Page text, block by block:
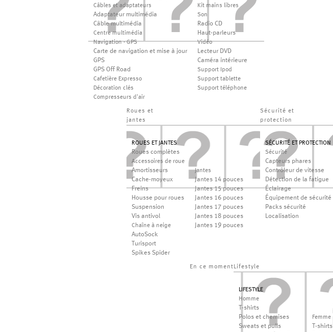
Câbles et adaptateurs
Adaptateur multimédia
Câble multimédia
Centre multimédia
Navigation - GPS
Carte de navigation et mise à jour
GPS
GPS Off Road
Cafetière Expresso
Décoration clés
Compresseurs d'air
Kit mains libres
Son
Radio CD
Haut-parleurs
Vidéo
Lecteur DVD
Caméra intérieure
Support Ipod
Support tablette
Support téléphone
Sécurité et
protection
SÉCURITÉ ET PROTECTION
Sécurité
Capteurs phares
Contrôleur de vitesse
Détection de la fatigue
Éclairage
Équipement de sécurité
Packs sécurité
Localisation
Roues et
jantes
ROUES ET JANTES
Roues complètes
Accessoires de roue
Amortisseurs
Cache-moyeux
Freins
Housse pour roues
Suspension
Vis antivol
Chaîne à neige
AutoSock
Turisport
Spikes Spider
Jantes
Jantes 14 pouces
Jantes 15 pouces
Jantes 16 pouces
Jantes 17 pouces
Jantes 18 pouces
Jantes 19 pouces
Lifestyle
LIFESTYLE
Homme
T-shirts
Polos et chemises
Sweats et pulls
Femme
T-shirts
En ce moment